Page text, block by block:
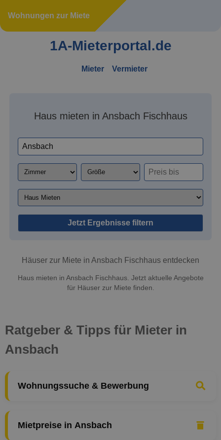
Wohnungen zur Miete
1A-Mieterportal.de
Mieter Vermieter
Haus mieten in Ansbach Fischhaus
Jetzt Ergebnisse filtern
Häuser zur Miete in Ansbach Fischhaus entdecken
Haus mieten in Ansbach Fischhaus. Jetzt aktuelle Angebote
für Häuser zur Miete finden.
Ratgeber & Tipps für Mieter in
Ansbach
Wohnungssuche & Bewerbung
Mietpreise in Ansbach